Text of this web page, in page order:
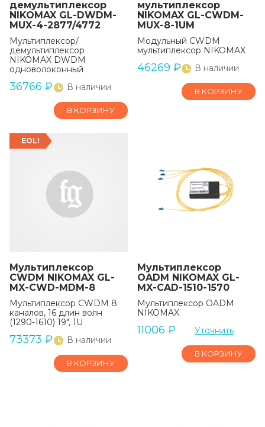
демультиплексор
NIKOMAX GL-DWDM-
MUX-4-2877/4772
Мультиплексор/
демультиплексор
NIKOMAX DWDM
одноволоконный
36766 ₽ В наличии
В КОРЗИНУ
мультиплексор
NIKOMAX GL-CWDM-
MUX-8-1UM
Модульный CWDM
мультиплексор NIKOMAX
46269 ₽ В наличии
В КОРЗИНУ
EOL!
Мультиплексор
CWDM NIKOMAX GL-
MX-CWD-MDM-8
Мультиплексор CWDM 8
каналов, 16 длин волн
(1290-1610) 19", 1U
73373 ₽ В наличии
В КОРЗИНУ
Мультиплекcор
OADM NIKOMAX GL-
MX-CAD-1510-1570
Мультиплекcор OADM
NIKOMAX
11006 ₽ Уточнить
В КОРЗИНУ